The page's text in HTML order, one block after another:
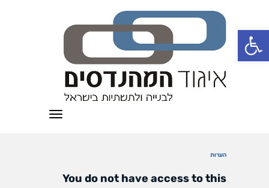
פתח סרגל נגישות
תפריט
הערות
You do not have access to this